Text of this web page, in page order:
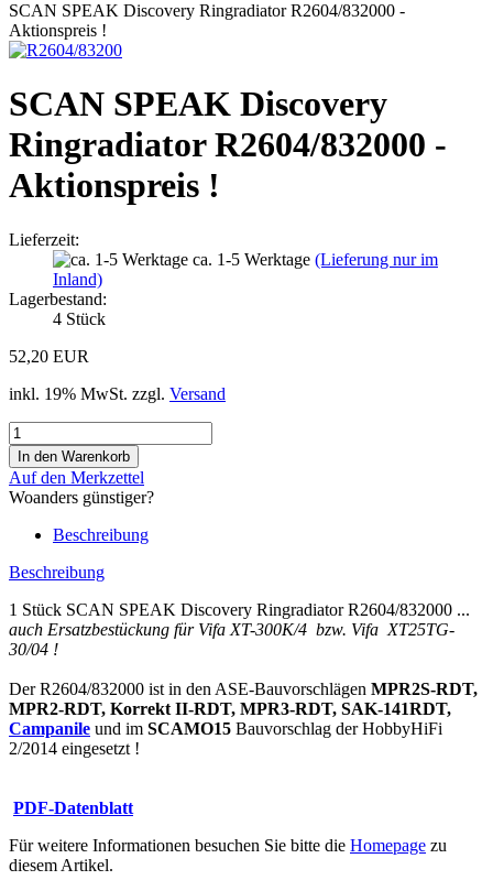
SCAN SPEAK Discovery Ringradiator R2604/832000 -
Aktionspreis !
SCAN SPEAK Discovery
Ringradiator R2604/832000 -
Aktionspreis !
Lieferzeit:
ca. 1-5 Werktage (Lieferung nur im
Inland)
Lagerbestand:
4 Stück
52,20 EUR
inkl. 19% MwSt. zzgl. Versand
Auf den Merkzettel
Woanders günstiger?
Beschreibung
Beschreibung
1 Stück SCAN SPEAK Discovery Ringradiator R2604/832000 ...
auch Ersatzbestückung für Vifa XT-300K/4 bzw. Vifa XT25TG-
30/04 !
Der R2604/832000 ist in den ASE-Bauvorschlägen MPR2S-RDT,
MPR2-RDT, Korrekt II-RDT, MPR3-RDT, SAK-141RDT,
Campanile und im SCAMO15 Bauvorschlag der HobbyHiFi
2/2014 eingesetzt !
PDF-Datenblatt
Für weitere Informationen besuchen Sie bitte die Homepage zu
diesem Artikel.